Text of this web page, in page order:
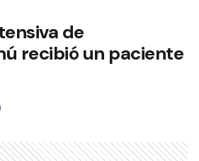
de
recibió un paciente